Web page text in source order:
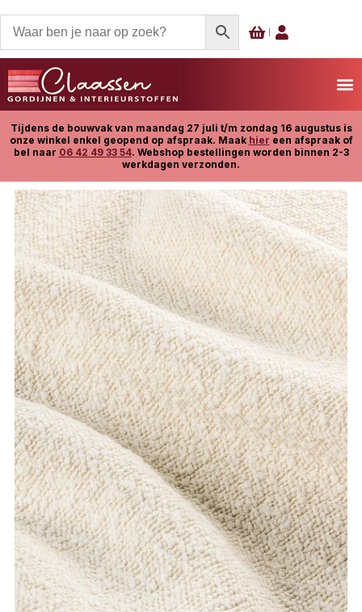
Tijdens de bouwvak van maandag 27 juli t/m zondag 16 augustus is
onze winkel enkel geopend op afspraak. Maak hier een afspraak of
bel naar 06 42 49 33 54. Webshop bestellingen worden binnen 2-3
werkdagen verzonden.